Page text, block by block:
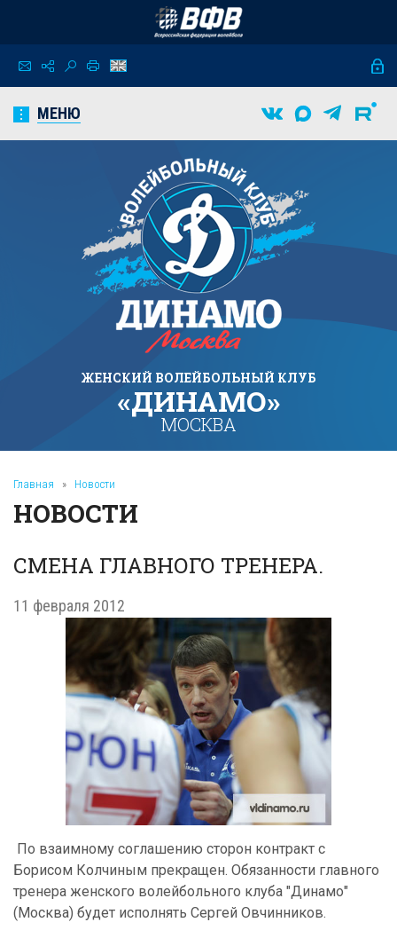
МЕНЮ
ЖЕНСКИЙ ВОЛЕЙБОЛЬНЫЙ КЛУБ
«ДИНАМО»
МОСКВА
Главная » Новости
НОВОСТИ
СМЕНА ГЛАВНОГО ТРЕНЕРА.
11 февраля 2012
По взаимному соглашению сторон контракт с
Борисом Колчиным прекращен. Обязанности главного
тренера женского волейбольного клуба "Динамо"
(Москва) будет исполнять Сергей Овчинников.